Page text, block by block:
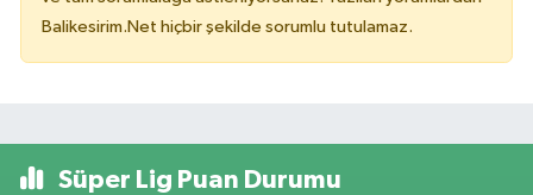
Balikesirim.Net hiçbir şekilde sorumlu tutulamaz.
Süper Lig Puan Durumu